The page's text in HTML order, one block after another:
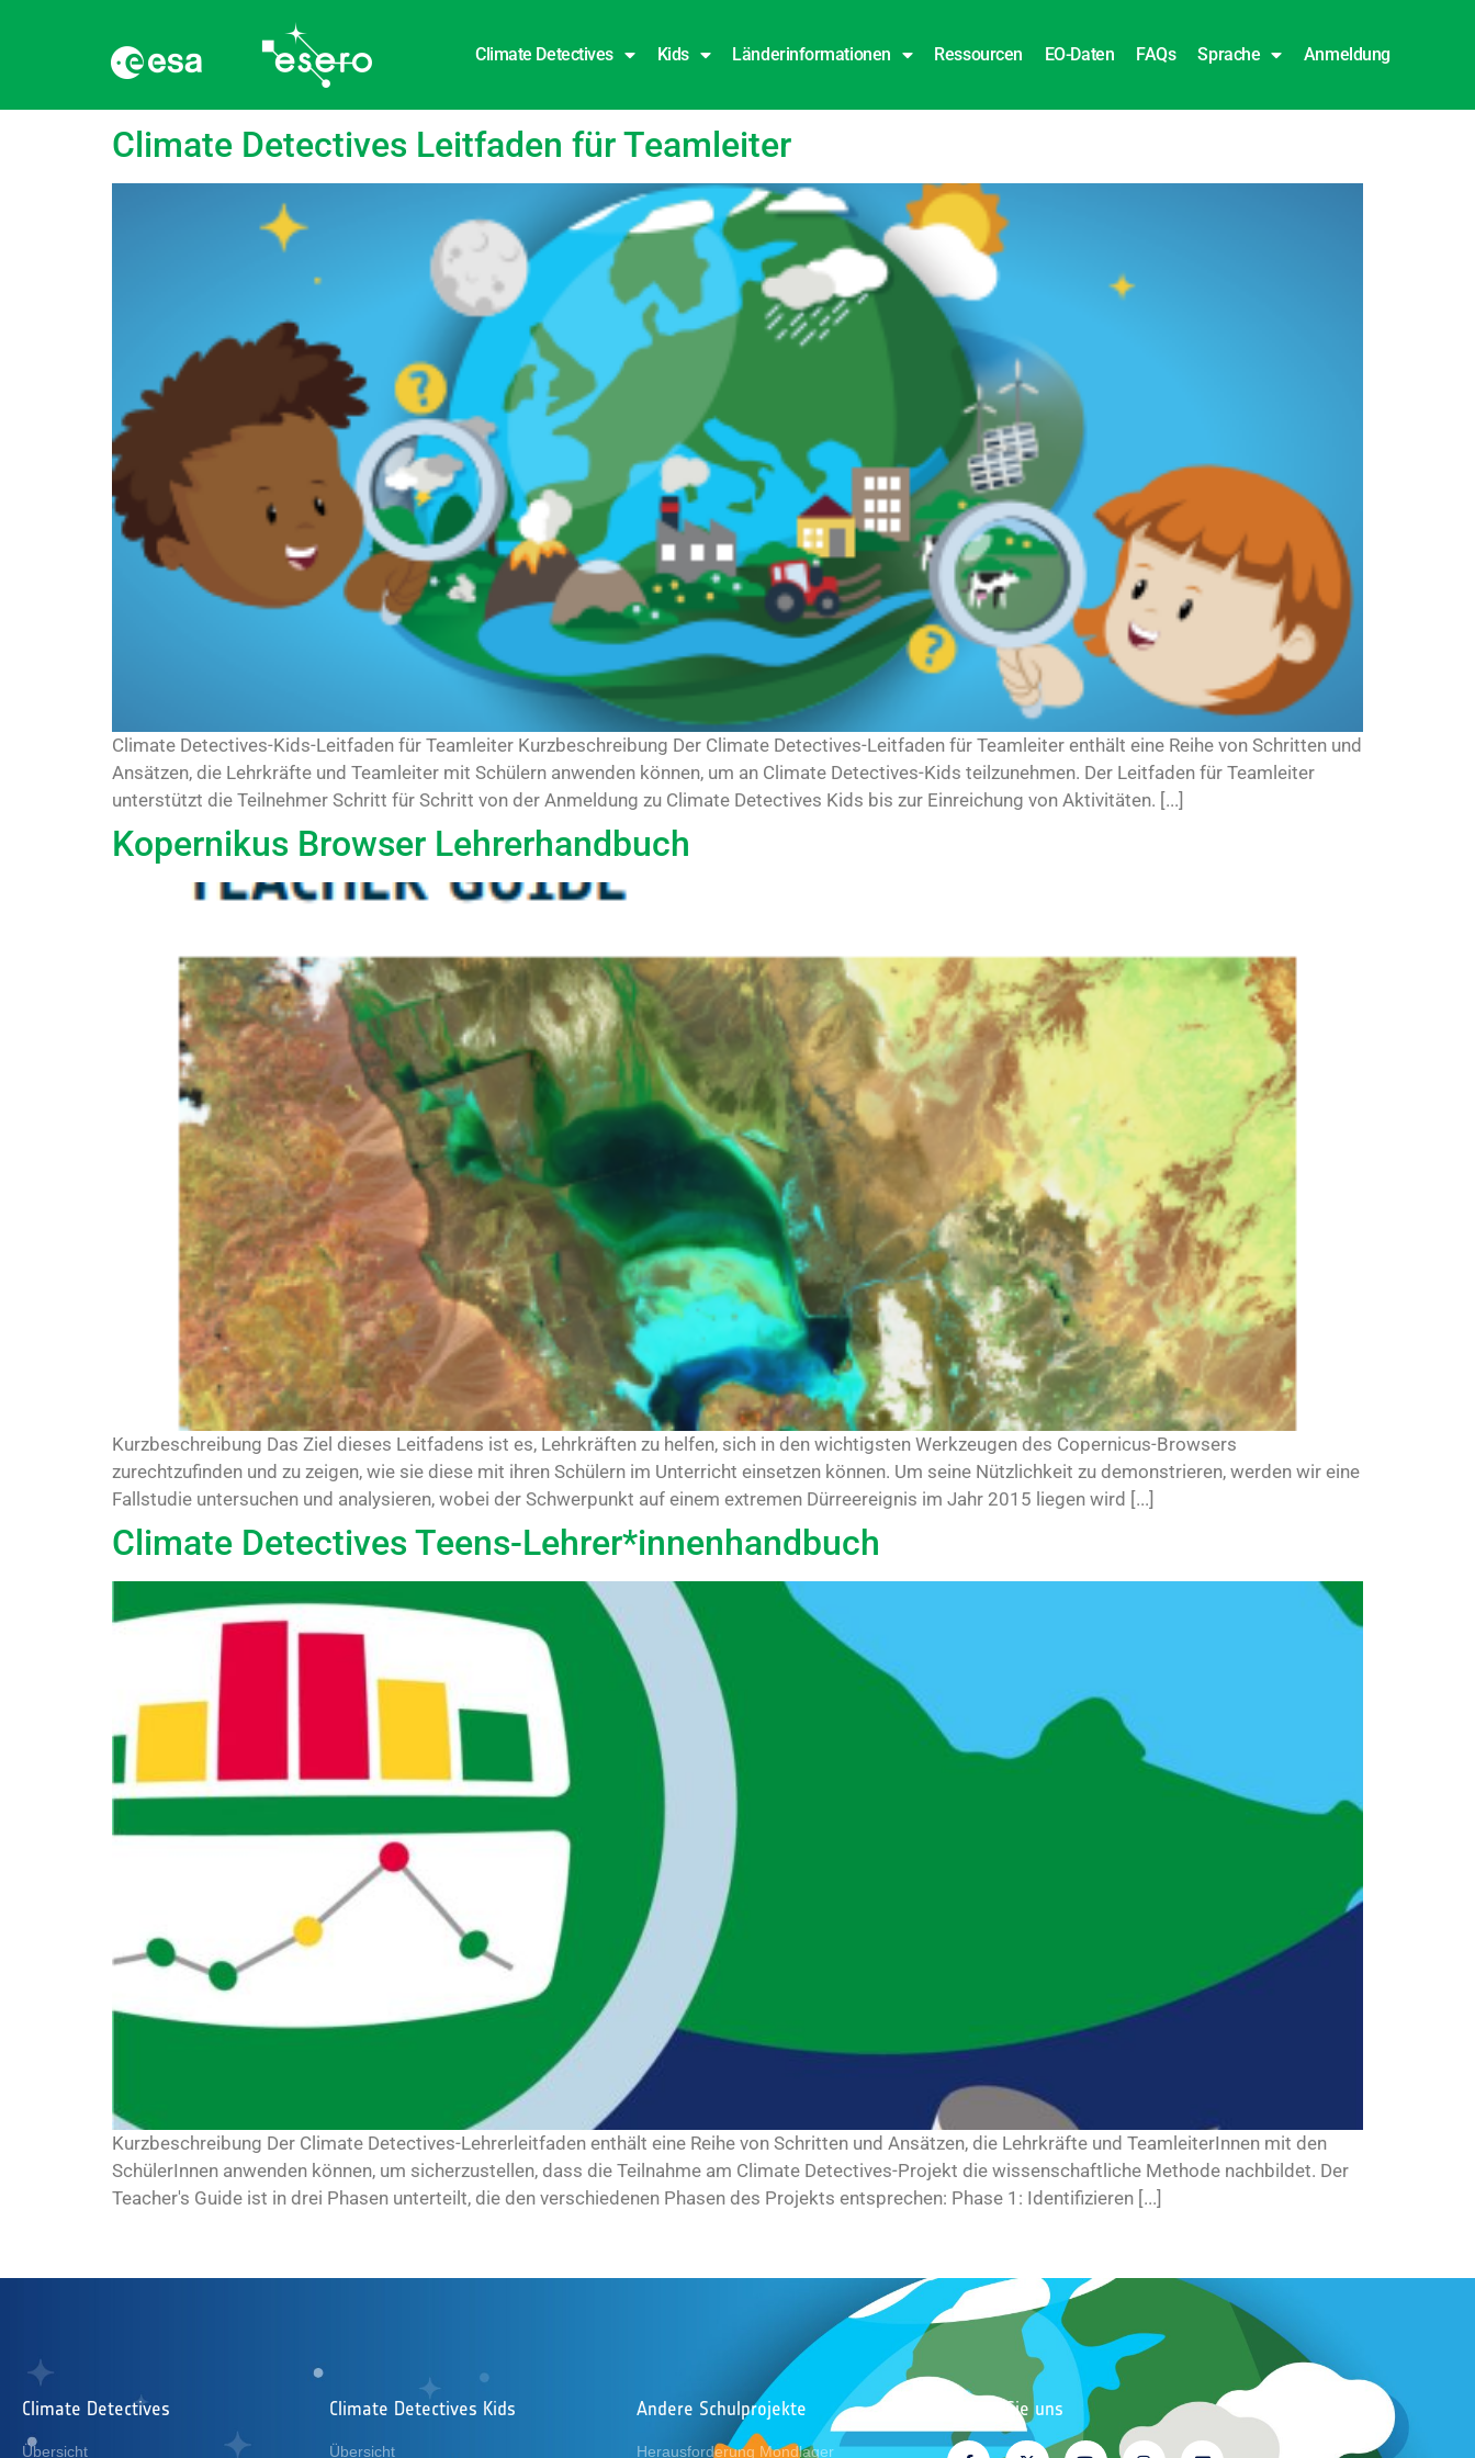
Climate Detectives Kids Länderinformationen Ressourcen EO-Daten FAQs Sprache Anmeldung
Kategorie:Leitfäden
Climate Detectives Leitfaden für Teamleiter
Climate Detectives-Kids-Leitfaden für Teamleiter Kurzbeschreibung Der Climate Detectives-Leitfaden für Teamleiter enthält eine Reihe von Schritten und
Ansätzen, die Lehrkräfte und Teamleiter mit Schülern anwenden können, um an Climate Detectives-Kids teilzunehmen. Der Leitfaden für Teamleiter
unterstützt die Teilnehmer Schritt für Schritt von der Anmeldung zu Climate Detectives Kids bis zur Einreichung von Aktivitäten. [...]
Kopernikus Browser Lehrerhandbuch
Kurzbeschreibung Das Ziel dieses Leitfadens ist es, Lehrkräften zu helfen, sich in den wichtigsten Werkzeugen des Copernicus-Browsers
zurechtzufinden und zu zeigen, wie sie diese mit ihren Schülern im Unterricht einsetzen können. Um seine Nützlichkeit zu demonstrieren, werden wir eine
Fallstudie untersuchen und analysieren, wobei der Schwerpunkt auf einem extremen Dürreereignis im Jahr 2015 liegen wird [...]
Climate Detectives Teens-Lehrer*innenhandbuch
Kurzbeschreibung Der Climate Detectives-Lehrerleitfaden enthält eine Reihe von Schritten und Ansätzen, die Lehrkräfte und TeamleiterInnen mit den
SchülerInnen anwenden können, um sicherzustellen, dass die Teilnahme am Climate Detectives-Projekt die wissenschaftliche Methode nachbildet. Der
Teacher's Guide ist in drei Phasen unterteilt, die den verschiedenen Phasen des Projekts entsprechen: Phase 1: Identifizieren [...]
Climate Detectives
Übersicht
Climate Detectives Kids
Übersicht
Andere Schulprojekte
Herausforderung Mondlager
Folgen Sie uns